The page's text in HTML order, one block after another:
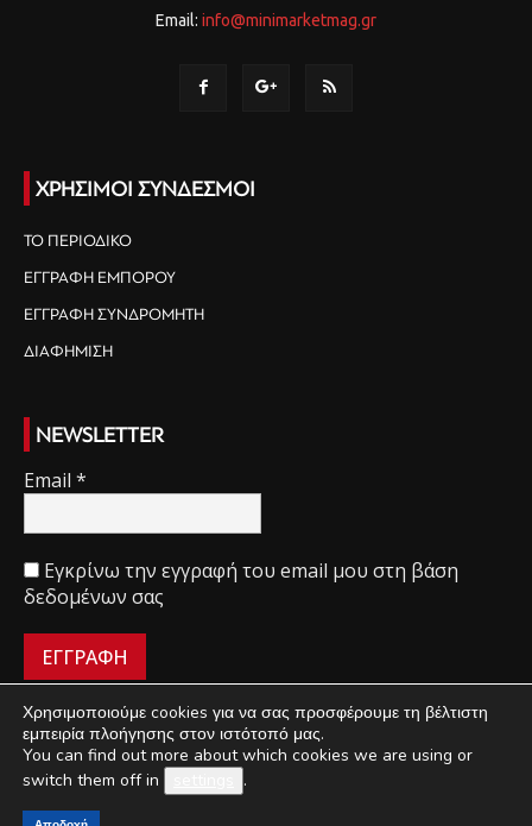
Email: info@minimarketmag.gr
ΧΡΗΣΙΜΟΙ ΣΥΝΔΕΣΜΟΙ
ΤΟ ΠΕΡΙΟΔΙΚΟ
ΕΓΓΡΑΦΗ ΕΜΠΟΡΟΥ
ΕΓΓΡΑΦΗ ΣΥΝΔΡΟΜΗΤΗ
ΔΙΑΦΗΜΙΣΗ
NEWSLETTER
Email *
Εγκρίνω την εγγραφή του email μου στη βάση
δεδομένων σας
ΠΟΙΟΙ ΕΙΜΑΣΤΕ ΟΡΟΙ ΧΡΗΣΗΣ
ΔΙΑΧΕΙΡΙΣΗ ΑΠΟΡΡΗΤΟΥ
ΔΙΑΦΗΜΙΣΗ
Χρησιμοποιούμε cookies για να σας προσφέρουμε τη βέλτιστη
εμπειρία πλοήγησης στον ιστότοπό μας.
You can find out more about which cookies we are using or
switch them off in
.